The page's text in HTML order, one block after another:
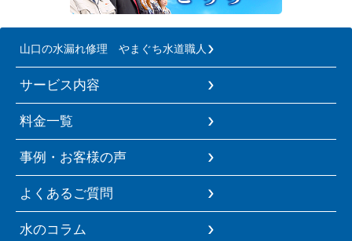
山口の水漏れ修理 やまぐち水道職人
サービス内容
料金一覧
事例・お客様の声
よくあるご質問
水のコラム